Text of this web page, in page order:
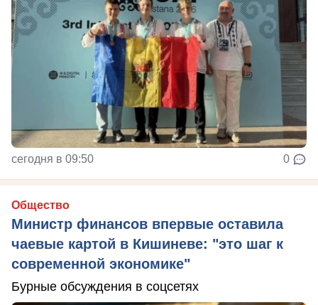
сегодня в 09:50 0
Общество
Министр финансов впервые оставила
чаевые картой в Кишиневе: "это шаг к
современной экономике"
Бурные обсуждения в соцсетях